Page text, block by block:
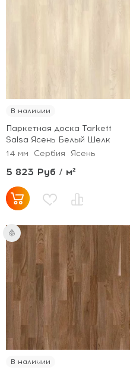
В наличии
Паркетная доска Tarkett
Salsa Ясень Белый Шелк
14 мм
Сербия Ясень
5 823 Руб / м²
В наличии